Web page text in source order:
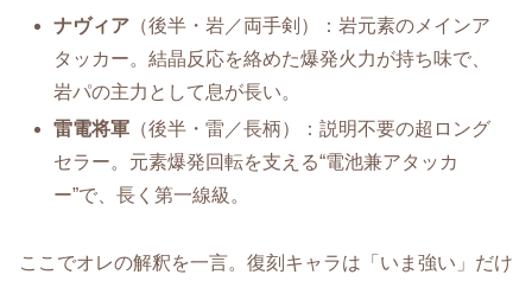
ナヴィア （後半・岩／両手剣）：岩元素のメインア
タッカー。結晶反応を絡めた爆発火力が持ち味で、
岩パの主力として息が長い。
雷電将軍 （後半・雷／長柄）：説明不要の超ロング
セラー。元素爆発回転を支える“電池兼アタッカ
ー”で、長く第一線級。
ここでオレの解釈を一言。復刻キャラは「いま強い」だけ